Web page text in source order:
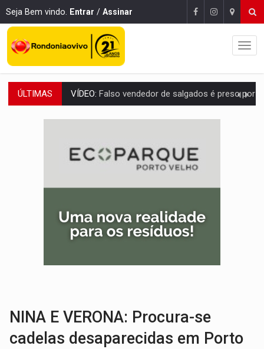
Seja Bem vindo. Entrar / Assinar
ÚLTIMAS BATATA-DOCE E FRANGO: Faça esse escondidinho e me
BARREIRA NATURAL:Desmate da Amazônia corta chuvas no Sul e ameaça
MAIS RIGOR: Nova lei endurece punição por abuso sexual contra
POLUIÇÃO E RISCOS:Retirada de fiação irregular avança no país e em PVH
VÍDEO: Armado com machado, homem ameaça matar sobrinha grávida e
TRIBUNAL DO CRIME:Homem é espancado por facção criminosa
NINA E VERONA: Procura-se
cadelas desaparecidas em Porto